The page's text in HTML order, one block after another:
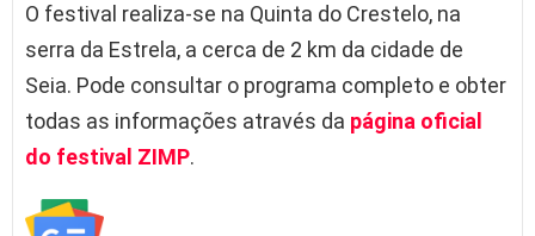
O festival realiza-se na Quinta do Crestelo, na
serra da Estrela, a cerca de 2 km da cidade de
Seia. Pode consultar o programa completo e obter
todas as informações através da página oficial
do festival ZIMP.